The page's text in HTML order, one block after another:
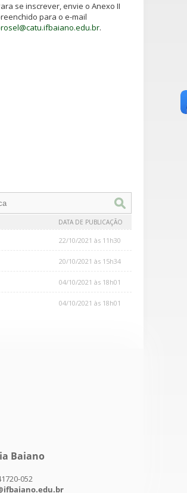
se inscrever, envie o Anexo II
para o e-mail
.
DATA DE PUBLICAÇÃO
22/10/2021 às 11h30
20/10/2021 às 15h34
04/10/2021 às 18h01
04/10/2021 às 18h01
Baiano
052